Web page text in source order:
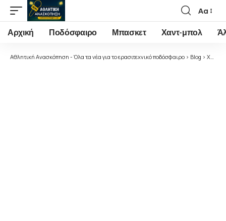
Font
Resizer
Αα
Αρχική Ποδόσφαιρο Μπασκετ Χαντ-μπολ
Αθλητική Ανασκόπηση - Όλα τα νέα για το ερασιτεχνικό ποδόσφαιρο > Blog > Χαντ-μπολ